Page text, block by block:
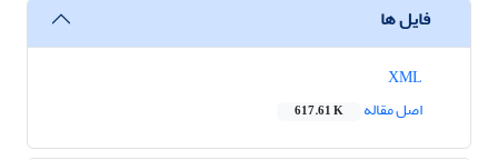
فایل ها
اصل مقاله
617.61 K